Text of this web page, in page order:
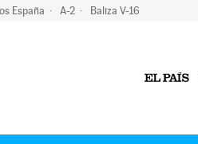
España A-2 Baliza V-16